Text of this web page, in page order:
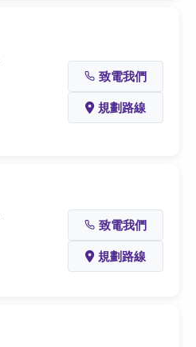
致電我們
規劃路線
致電我們
規劃路線